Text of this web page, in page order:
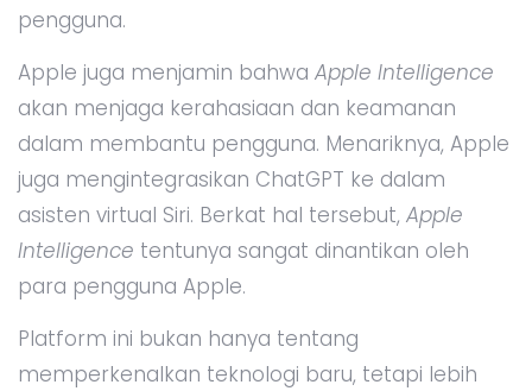
pengguna.
Apple juga menjamin bahwa Apple Intelligence
akan menjaga kerahasiaan dan keamanan
dalam membantu pengguna. Menariknya, Apple
juga mengintegrasikan ChatGPT ke dalam
asisten virtual Siri. Berkat hal tersebut, Apple
Intelligence tentunya sangat dinantikan oleh
para pengguna Apple.
Platform ini bukan hanya tentang
memperkenalkan teknologi baru, tetapi lebih